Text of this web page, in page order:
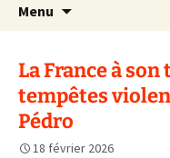
Menu
La France à
tempêtes
Pédro
18 février 2026